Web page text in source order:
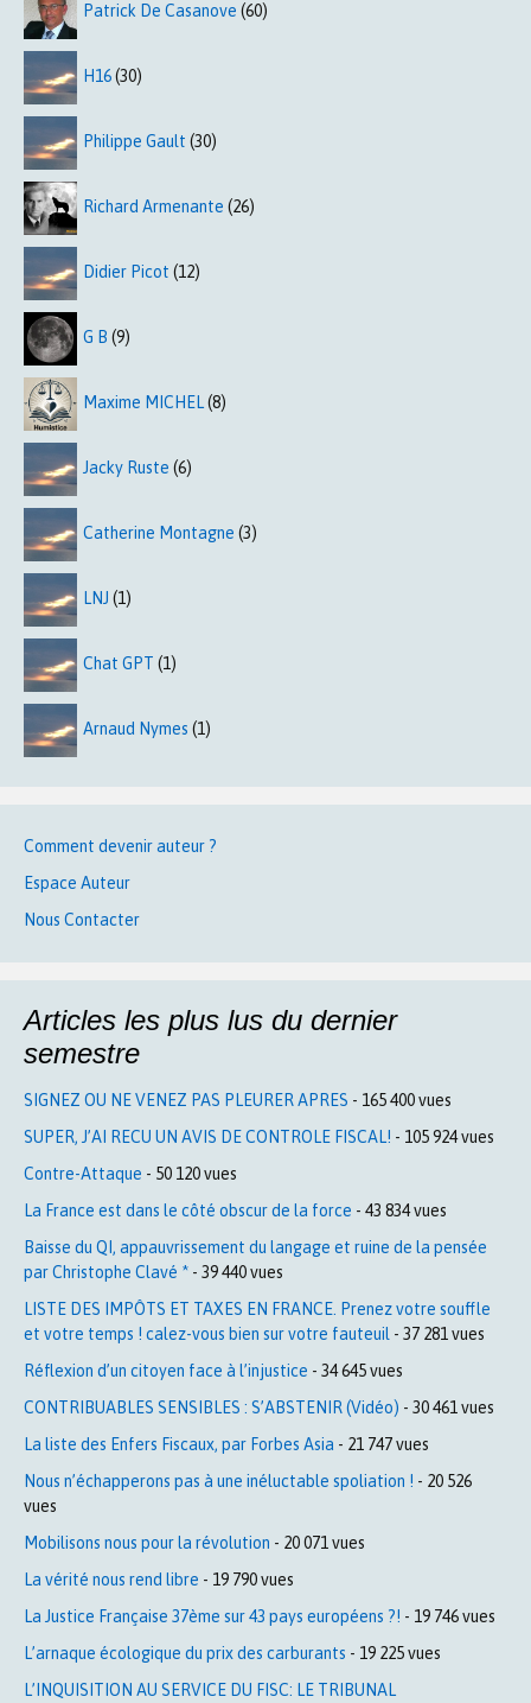
Patrick De Casanove (60)
H16(30)
Philippe Gault (30)
Richard Armenante (26)
Didier Picot (12)
G B (9)
Maxime MICHEL(8)
Jacky Ruste (6)
Catherine Montagne (3)
LNJ (1)
Chat GPT (1)
Arnaud Nymes (1)
Comment devenir auteur ?
Espace Auteur
Nous Contacter
Articles les plus lus du dernier
semestre
SIGNEZ OU NE VENEZ PAS PLEURER APRES - 165 400 vues
SUPER, J’AI RECU UN AVIS DE CONTROLE FISCAL! - 105 924 vues
Contre-Attaque - 50 120 vues
La France est dans le côté obscur de la force - 43 834 vues
Baisse du QI, appauvrissement du langage et ruine de la pensée
par Christophe Clavé * - 39 440 vues
LISTE DES IMPÔTS ET TAXES EN FRANCE. Prenez votre souffle
et votre temps ! calez-vous bien sur votre fauteuil - 37 281 vues
Réflexion d’un citoyen face à l’injustice - 34 645 vues
CONTRIBUABLES SENSIBLES : S’ABSTENIR (Vidéo) - 30 461 vues
La liste des Enfers Fiscaux, par Forbes Asia - 21 747 vues
Nous n’échapperons pas à une inéluctable spoliation ! - 20 526
vues
Mobilisons nous pour la révolution - 20 071 vues
La vérité nous rend libre - 19 790 vues
La Justice Française 37ème sur 43 pays européens ?! - 19 746 vues
L’arnaque écologique du prix des carburants - 19 225 vues
L’INQUISITION AU SERVICE DU FISC: LE TRIBUNAL